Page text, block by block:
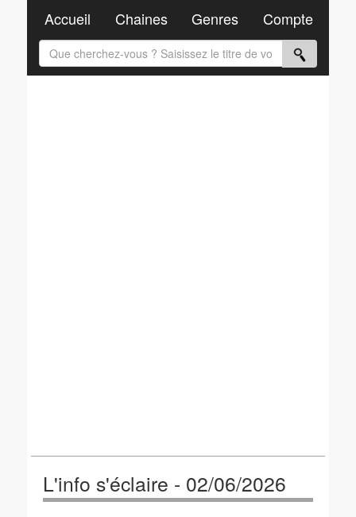
L'info s'éclaire - 02/06/2026
Accueil Chaines Genres Compte